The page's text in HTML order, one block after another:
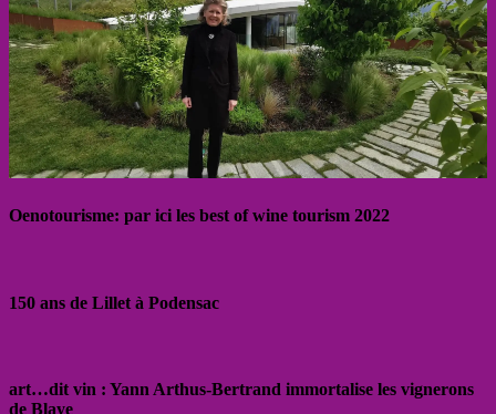
Oenotourisme: par ici les best of wine tourism 2022
150 ans de Lillet à Podensac
art…dit vin : Yann Arthus-Bertrand immortalise les vignerons
de Blaye